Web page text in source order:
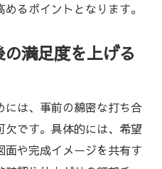
るポイントとなります。
満足度を上げる
には、事前の綿密な打ち合
です。具体的には、希望
や完成イメージを共有す